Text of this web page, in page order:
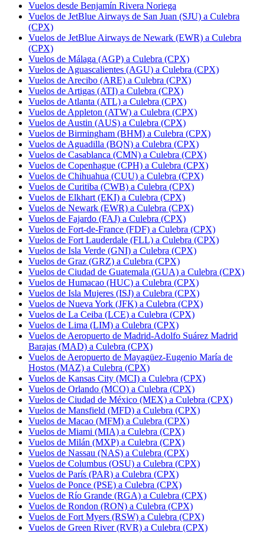
Vuelos desde Benjamín Rivera Noriega
Vuelos de JetBlue Airways de San Juan (SJU) a Culebra
(CPX)
Vuelos de JetBlue Airways de Newark (EWR) a Culebra
(CPX)
Vuelos de Málaga (AGP) a Culebra (CPX)
Vuelos de Aguascalientes (AGU) a Culebra (CPX)
Vuelos de Arecibo (ARE) a Culebra (CPX)
Vuelos de Artigas (ATI) a Culebra (CPX)
Vuelos de Atlanta (ATL) a Culebra (CPX)
Vuelos de Appleton (ATW) a Culebra (CPX)
Vuelos de Austin (AUS) a Culebra (CPX)
Vuelos de Birmingham (BHM) a Culebra (CPX)
Vuelos de Aguadilla (BQN) a Culebra (CPX)
Vuelos de Casablanca (CMN) a Culebra (CPX)
Vuelos de Copenhague (CPH) a Culebra (CPX)
Vuelos de Chihuahua (CUU) a Culebra (CPX)
Vuelos de Curitiba (CWB) a Culebra (CPX)
Vuelos de Elkhart (EKI) a Culebra (CPX)
Vuelos de Newark (EWR) a Culebra (CPX)
Vuelos de Fajardo (FAJ) a Culebra (CPX)
Vuelos de Fort-de-France (FDF) a Culebra (CPX)
Vuelos de Fort Lauderdale (FLL) a Culebra (CPX)
Vuelos de Isla Verde (GNI) a Culebra (CPX)
Vuelos de Graz (GRZ) a Culebra (CPX)
Vuelos de Ciudad de Guatemala (GUA) a Culebra (CPX)
Vuelos de Humacao (HUC) a Culebra (CPX)
Vuelos de Isla Mujeres (ISJ) a Culebra (CPX)
Vuelos de Nueva York (JFK) a Culebra (CPX)
Vuelos de La Ceiba (LCE) a Culebra (CPX)
Vuelos de Lima (LIM) a Culebra (CPX)
Vuelos de Aeropuerto de Madrid-Adolfo Suárez Madrid
Barajas (MAD) a Culebra (CPX)
Vuelos de Aeropuerto de Mayagüez-Eugenio María de
Hostos (MAZ) a Culebra (CPX)
Vuelos de Kansas City (MCI) a Culebra (CPX)
Vuelos de Orlando (MCO) a Culebra (CPX)
Vuelos de Ciudad de México (MEX) a Culebra (CPX)
Vuelos de Mansfield (MFD) a Culebra (CPX)
Vuelos de Macao (MFM) a Culebra (CPX)
Vuelos de Miami (MIA) a Culebra (CPX)
Vuelos de Milán (MXP) a Culebra (CPX)
Vuelos de Nassau (NAS) a Culebra (CPX)
Vuelos de Columbus (OSU) a Culebra (CPX)
Vuelos de París (PAR) a Culebra (CPX)
Vuelos de Ponce (PSE) a Culebra (CPX)
Vuelos de Río Grande (RGA) a Culebra (CPX)
Vuelos de Rondon (RON) a Culebra (CPX)
Vuelos de Fort Myers (RSW) a Culebra (CPX)
Vuelos de Green River (RVR) a Culebra (CPX)